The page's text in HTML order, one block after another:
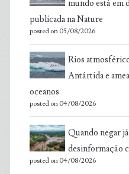
mundo está em
publicada na Nature
posted on 05/08/2026
Rios
Antártida e
oceanos
posted on 04/08/2026
Quando negar já
desinformação
posted on 04/08/2026